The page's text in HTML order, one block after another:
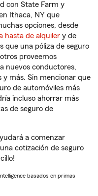
con State Farm y
Ithaca, NY que
opciones, desde
hasta de alquiler y de
que una póliza de seguro
proveemos
nuevos conductores,
y más. Sin mencionar que
de automóviles más
incluso ahorrar más
de seguro de
a comenzar
cotización de seguro
basados en primas